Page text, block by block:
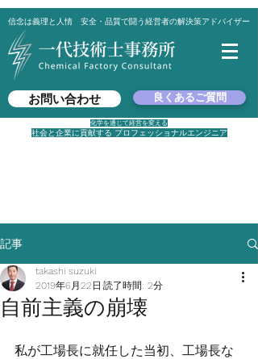
信念は義理と人情 安全・品質で闘う経営者の解決策アドバイザー
お問い合わせ 良くあるご質問
化学を通じて経営を変える
社会と企業に貢献する プロフェッショナルエンジニア
記事
自前主義の崩壊
takashi suzuki
2019年6月22日 読了時間: 2分
私が工場長に就任した当初、工場長な